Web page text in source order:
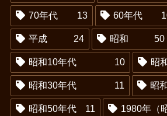
70年代 13 60年代
平成 24 昭和 50
昭和10年代 10 昭
昭和30年代 11 昭
昭和50年代 11 1980年（